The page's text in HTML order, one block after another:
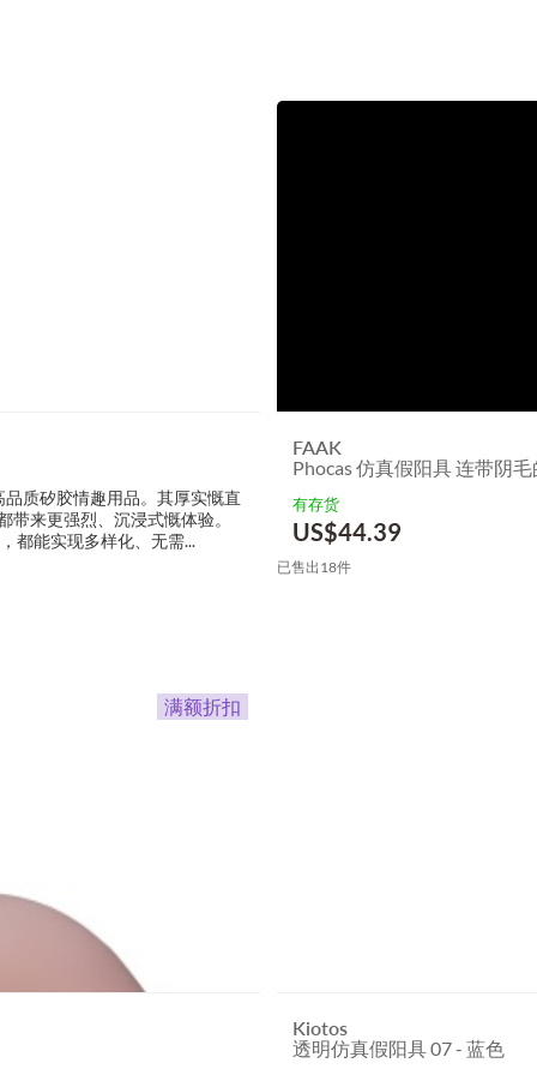
质矽胶情趣用品。其厚实慨直
来更强烈、沉浸式慨体验。
都能实现多样化、无需...
FAAK
Phocas 仿真假阳具 连带阴
有存货
US$44.39
已售出18件
Kiotos
透明仿真假阳具 07 - 蓝色